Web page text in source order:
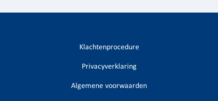
Klachtenprocedure
Privacyverklaring
Algemene voorwaarden